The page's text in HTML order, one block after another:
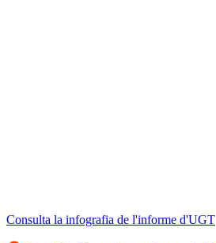
Consulta la infografia de l'informe d'UGT